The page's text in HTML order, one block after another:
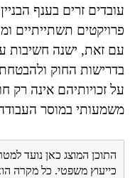
עובדים זרים בענף
פרויקטים תשתייתיים
עם זאת, ישנה חשיבות
בדרישות החוק
על זכויותיהם אינה
משמעותי במוסר
התוכן המוצג כאן נועד
כייעוץ משפטי. כל מקרה